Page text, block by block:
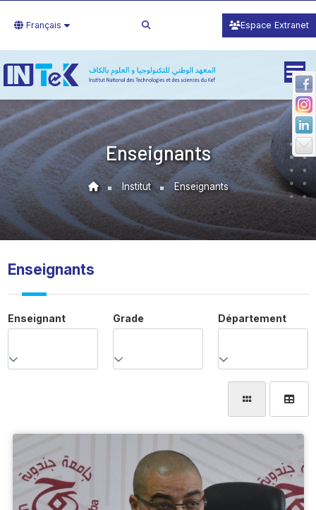
Français Espace Extranet
Enseignants
Institut Enseignants
Enseignants
Enseignant Grade Département